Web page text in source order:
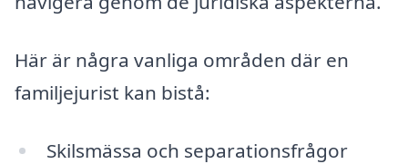
Här är några vanliga områden där en
familjejurist kan bistå:
Skilsmässa och separationsfrågor